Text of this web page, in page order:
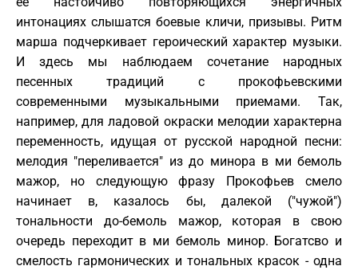
интонациях слышатся боевые кличи, призывы. Ритм
марша подчеркивает героический характер музыки.
И здесь мы наблюдаем сочетание народных
песенных традиций с прокофьевскими
современными музыкальными приемами. Так,
например, для ладовой окраски мелодии характерна
переменность, идущая от русской народной песни:
мелодия "переливается" из до минора в ми бемоль
мажор, но следующую фразу Прокофьев смело
начинает в, казалось бы, далекой ("чужой")
тональности до-бемоль мажор, которая в свою
очередь переходит в ми бемоль минор. Богатсво и
смелость гармонических и тональных красок - одна